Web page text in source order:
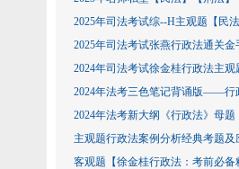
2025年司法考试综--H主观题【民
2025年司法考试张燕行政法通关金
2024年法考‮色三‬笔记背
2024‮法年‬考新大纲《行政法》
主观题行政法案例分析经典考题及
客观题【徐金桂行政法：考前必备